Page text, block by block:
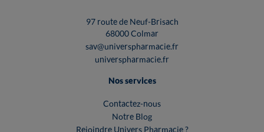
97 route de Neuf-Brisach
68000 Colmar
sav@universpharmacie.fr
universpharmacie.fr
Nos services
Contactez-nous
Notre Blog
Rejoindre Univers Pharmacie ?